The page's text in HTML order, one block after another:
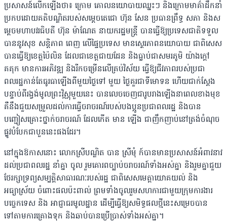
ប្រសាសន៍លើកឡើងថា៖ ក្រោម គោលនយោបាយឈ្នះៗ និងក្រោមមាគ៌ាដឹកនាំ
ប្រកបដោយគតិបណ្ឌិតរបស់សម្តេចតេជោ ហ៊ុន សែន ប្រធានព្រឹទ្ធ សភា និងស
ម្តេចមហាបវរធិបតី ហ៊ុន ម៉ាណែត នាយករដ្ឋមន្ត្រី បានធ្វើឱ្យប្រទេសជាតិទទួល
បាននូវសុខ សន្តិភាព ពេញ លើផ្ទៃប្រទេស មានស្ថេរភាពនយោបាយ ជាពិសេស
បានធ្វើឱ្យខេត្តប៉ៃលិន ដែលជាខេត្តជាយដែន និងធ្លាប់ជាសមរភូមិ យ៉ាងក្តៅ
គគុក មានការអភិវឌ្ឍ និងរីកចម្រើនលើគ្រប់វិស័យ ធ្វើឱ្យជីវភាពរបស់ប្រជា
ពលរដ្ឋកាន់តែធូរធាឡើងពីមួយថ្ងៃទៅ មួយ ថ្ងៃគួរជាទីមោទន ហើយជាក់ស្តែង
បន្ទាប់ពីរង្វង់មូលព្រះវិស្ណុមួយនេះ បានលេចចេញជារូបរាងឡើងនាពេលខាងមុខ
គឺនឹងជួយសម្រួលដល់ការធ្វើចរាចរណ៍របស់បងប្អូនប្រជាពលរដ្ឋ និងបាន
បញ្ជៀសគ្រោះថ្នាក់ចរាចរណ៍ ដែលកើត មាន ឡើង ជាញឹកញាប់នៅត្រង់ចំណុច
ផ្លូវបំបែកជាបួននេះផងដែរ។
នៅក្នុងឱកាសនោះ លោកស្រីបណ្ឌិត បាន ស្រីមុំ ក៍បានមានប្រសាសន៍អំពាវនាវ
ដល់ប្រជាពលរដ្ឋ នាំគ្នា ចូល រួមគោរពច្បាប់ចរាចរណ៍ទាំងអស់គ្នា និងរួមគ្នាជួយ
ថែរក្សាទ្រព្យសម្បត្តិសាធារណៈរបស់រដ្ឋ ជាពិសេសមេត្តាយោគយល់ និង
អធ្យាស្រ័យ ចំពោះផលប៉ះពាល់ ព្រមទាំងចូលរួមសហការជាមួយក្រុមការងារ
បច្ចេកទេស និង អាជ្ញាធរមូលដ្ឋាន ដើម្បីធ្វើឱ្យសមិទ្ធផលថ្មីនេះសម្រេចបាន
ទៅតាមការគ្រោងទុក និងឆាប់បានប្រើប្រាស់ទាំងអស់គ្នា។